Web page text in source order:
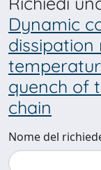
Dynamic
dissipation
quench of
chain
Nome del